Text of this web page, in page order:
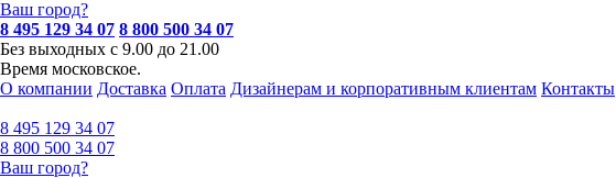
Ваш город?
8 495 129 34 07 8 800 500 34 07
Без выходных с 9.00 до 21.00
Время московское.
О компании Доставка Оплата Дизайнерам и корпоративным клиентам Контакты
8 495 129 34 07
8 800 500 34 07
Ваш город?